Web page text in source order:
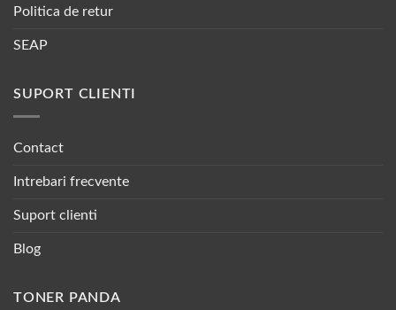
Politica de retur
SEAP
SUPORT CLIENTI
Contact
Intrebari frecvente
Suport clienti
Blog
TONER PANDA